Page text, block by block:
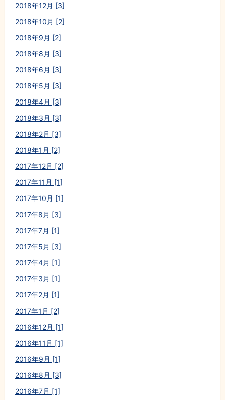
2018年12月 [3]
2018年10月 [2]
2018年9月 [2]
2018年8月 [3]
2018年6月 [3]
2018年5月 [3]
2018年4月 [3]
2018年3月 [3]
2018年2月 [3]
2018年1月 [2]
2017年12月 [2]
2017年11月 [1]
2017年10月 [1]
2017年8月 [3]
2017年7月 [1]
2017年5月 [3]
2017年4月 [1]
2017年3月 [1]
2017年2月 [1]
2017年1月 [2]
2016年12月 [1]
2016年11月 [1]
2016年9月 [1]
2016年8月 [3]
2016年7月 [1]